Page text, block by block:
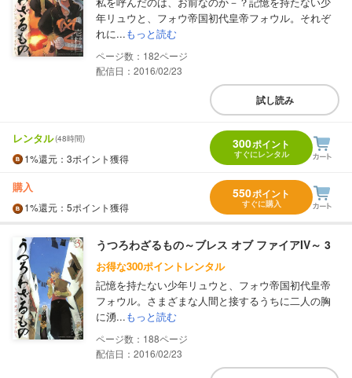
年リュウと、フォウ帝国初代皇帝フォウル。それぞ
れに...もっと読む
182
配信日：2016/02/23
試し読み
レンタル(48時間)
1%還元 ：3ポイント獲得
300ポイント
すぐにレンタル
購入
1%還元 ：5ポイント獲得
550ポイント
すぐに購入
うつろわざるもの～ブレス オブ ファイアIV～ 3
お得な300ポイントレンタル
記憶を持たない少年リュウと、フォウ帝国初代皇帝
フォウル。さまざまな人間と接するうちに二人の胸
に湧...もっと読む
188
配信日：2016/02/23